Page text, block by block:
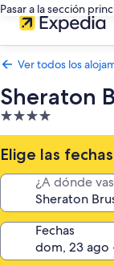
Pasar a la sección
Ver todos los
Sheraton
Alojamiento
de
4.0 estrellas
Elige las
¿A dónde
Fechas